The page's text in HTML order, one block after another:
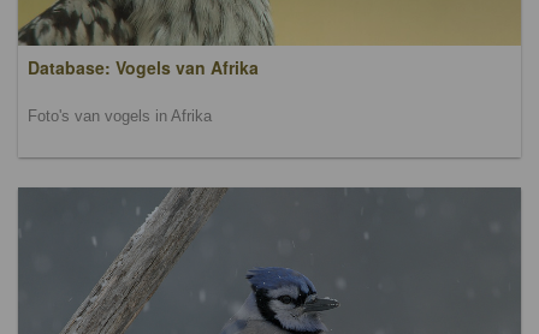
Database: Vogels van Afrika
Foto's van vogels in Afrika